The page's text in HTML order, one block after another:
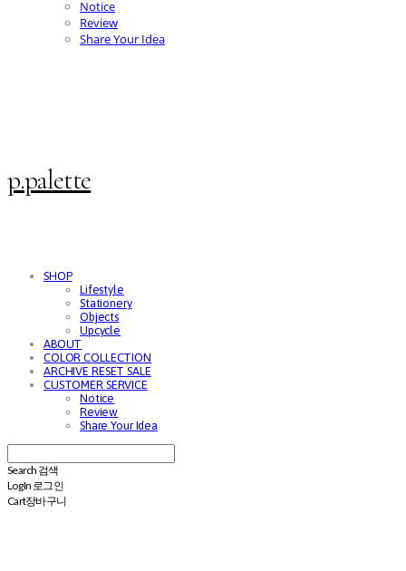
Notice
Review
Share Your Idea
p.palette
SHOP
Lifestyle
Stationery
Objects
Upcycle
ABOUT
COLOR COLLECTION
ARCHIVE RESET SALE
CUSTOMER SERVICE
Notice
Review
Share Your Idea
Search 검색
Log In 로그인
Cart장바구니